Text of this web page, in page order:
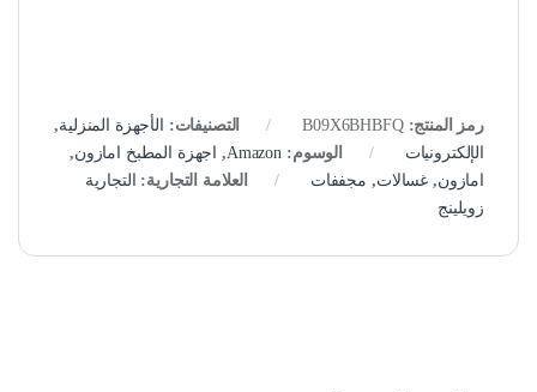
رمز المنتج:B09X6BHBFQ التصنيفات: الأجهزة المنزلية,
الإلكترونيات
الوسوم: Amazon
, اجهزة المطبخ امازون,
امازون, غسالات, مجففات العلامة التجارية: التجارية
زويلينج